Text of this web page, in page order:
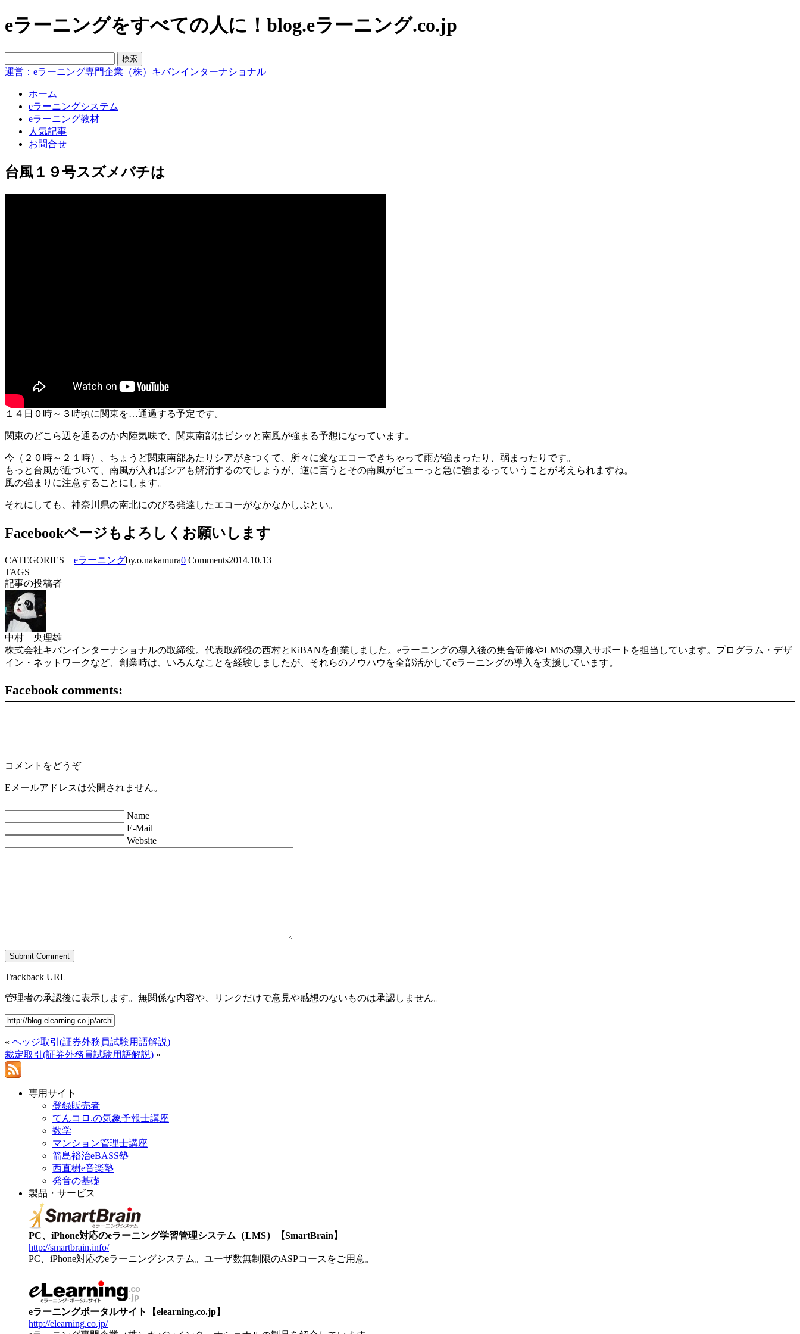
eラーニングをすべての人に！blog.eラーニング.co.jp
運営：eラーニング専門企業（株）キバンインターナショナル
ホーム
eラーニングシステム
eラーニング教材
人気記事
お問合せ
台風１９号スズメバチは
１４日０時～３時頃に関東を…通過する予定です。
関東のどこら辺を通るのか内陸気味で、関東南部はビシッと南風が強まる予想になっています。
今（２０時～２１時）、ちょうど関東南部あたりシアがきつくて、所々に変なエコーできちゃって雨が強まったり、弱まったりです。
もっと台風が近づいて、南風が入ればシアも解消するのでしょうが、逆に言うとその南風がビューっと急に強まるっていうことが考えられますね。
風の強まりに注意することにします。
それにしても、神奈川県の南北にのびる発達したエコーがなかなかしぶとい。
Facebookページもよろしくお願いします
CATEGORIES eラーニングby.o.nakamura0 Comments2014.10.13
TAGS
記事の投稿者
中村 央理雄
株式会社キバンインターナショナルの取締役。代表取締役の西村とKiBANを創業しました。eラーニングの導入後の集合研修やLMSの導入サポートを担当しています。プログラム・デザ
イン・ネットワークなど、創業時は、いろんなことを経験しましたが、それらのノウハウを全部活かしてeラーニングの導入を支援しています。
Facebook comments:
コメントをどうぞ
Eメールアドレスは公開されません。
Name
E-Mail
Website
Trackback URL
管理者の承認後に表示します。無関係な内容や、リンクだけで意見や感想のないものは承認しません。
« ヘッジ取引(証券外務員試験用語解説)
裁定取引(証券外務員試験用語解説) »
専用サイト
登録販売者
てんコロ.の気象予報士講座
数学
マンション管理士講座
箭島裕治eBASS塾
西直樹e音楽塾
発音の基礎
製品・サービス
PC、iPhone対応のeラーニング学習管理システム（LMS）【SmartBrain】
http://smartbrain.info/
PC、iPhone対応のeラーニングシステム。ユーザ数無制限のASPコースをご用意。
eラーニングポータルサイト【elearning.co.jp】
http://elearning.co.jp/